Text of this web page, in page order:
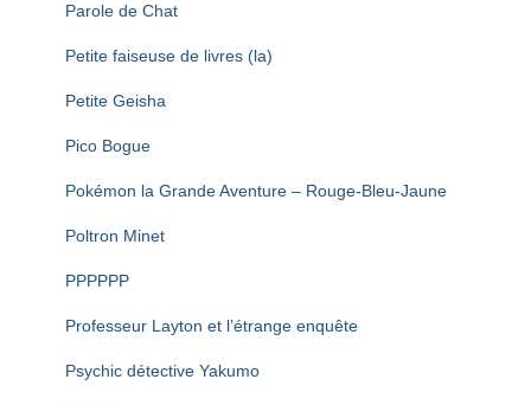
Parole de Chat
Petite faiseuse de livres (la)
Petite Geisha
Pico Bogue
Pokémon la Grande Aventure – Rouge-Bleu-Jaune
Poltron Minet
PPPPPP
Professeur Layton et l’étrange enquête
Psychic détective Yakumo